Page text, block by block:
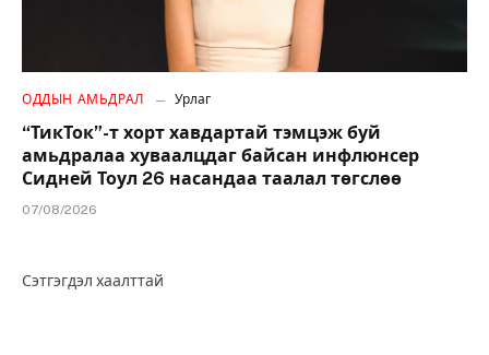
ОДДЫН АМЬДРАЛ Урлаг
“ТикТок”-т хорт хавдартай тэмцэж буй
амьдралаа хуваалцдаг байсан инфлюнсер
Сидней Тоул 26 насандаа таалал төгслөө
07/08/2026
Сэтгэгдэл хаалттай